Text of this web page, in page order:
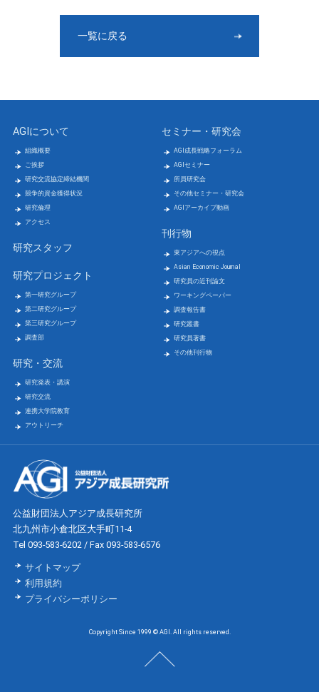
一覧に戻る
AGIについて
組織概要
ご挨拶
研究交流協定締結機関
競争的資金獲得状況
研究倫理
アクセス
研究スタッフ
研究プロジェクト
第一研究グループ
第二研究グループ
第三研究グループ
調査部
研究・交流
研究発表・講演
研究交流
連携大学院教育
アウトリーチ
セミナー・研究会
AGI成長戦略フォーラム
AGIセミナー
所員研究会
その他セミナー・研究会
AGIアーカイブ動画
刊行物
東アジアへの視点
Asian Economic Journal
研究員の近刊論文
ワーキングペーパー
調査報告書
研究叢書
研究員著書
その他刊行物
公益財団法人アジア成長研究所
北九州市小倉北区大手町11-4
Tel 093-583-6202 / Fax 093-583-6576
サイトマップ
利用規約
プライバシーポリシー
Copyright Since 1999 © AGI. All rights reserved.